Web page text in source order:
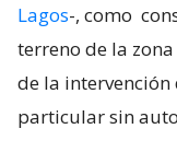
Lagos-, como
terreno de la
de la
particular sin